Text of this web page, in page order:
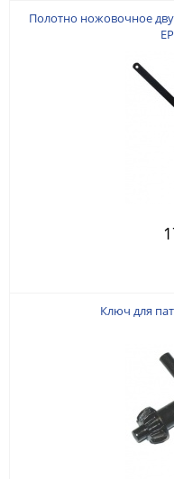
Полотно ножовочное
Ключ для